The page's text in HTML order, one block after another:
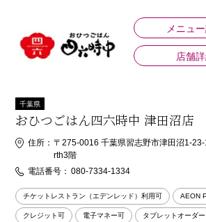
メニュ
店舗
千葉県
おひつごはん四六時中 津田沼店
住所： 〒275-0016 千葉県習志野市津田沼1-
rth3階
電話番号： 080-7334-1334
チケットレストラン（エデンレッド）利用可 AEON
クレジット可 電子マネー可 タブレットオーダー